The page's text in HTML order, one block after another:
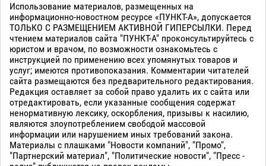
Использование материалов, размещенных на
информационно-новостном ресурсе «ПУНКТ-А», допускается
ТОЛЬКО С РАЗМЕЩЕНИЕМ АКТИВНОЙ ГИПЕРСЫЛКИ. Перед
чтением материалов сайта "ПУНКТ-А" проконсультируйтесь с
юристом и врачом, по возможности ознакомьтесь с
инструкцией по применению всех упомянутых товаров и
услуг; имеются противопоказания. Комментарии читателей
сайта размещаются без предварительного редактирования.
Редакция оставляет за собой право удалить их с сайта или
отредактировать, если указанные сообщения содержат
ненормативную лексику, оскорбления, призывы к насилию,
являются злоупотреблением свободой массовой
информации или нарушением иных требований закона.
Материалы с плашками "Новости компаний", "Промо",
"Партнерский материал", "Политические новости", "Пресс -